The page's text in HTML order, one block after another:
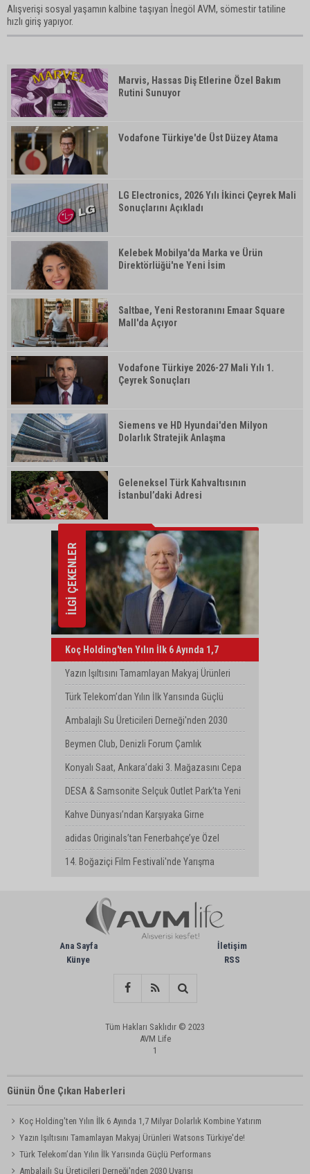
Alışverişi sosyal yaşamın kalbine taşıyan İnegöl AVM, sömestir tatiline
hızlı giriş yapıyor.
Marvis, Hassas Diş Etlerine Özel Bakım
Rutini Sunuyor
Vodafone Türkiye'de Üst Düzey Atama
LG Electronics, 2026 Yılı İkinci Çeyrek Mali
Sonuçlarını Açıkladı
Kelebek Mobilya'da Marka ve Ürün
Direktörlüğü'ne Yeni İsim
Saltbae, Yeni Restoranını Emaar Square
Mall'da Açıyor
Vodafone Türkiye 2026-27 Mali Yılı 1.
Çeyrek Sonuçları
Siemens ve HD Hyundai'den Milyon
Dolarlık Stratejik Anlaşma
Geleneksel Türk Kahvaltısının
İstanbul’daki Adresi
İLGİ ÇEKENLER
Koç Holding'ten Yılın İlk 6 Ayında 1,7
Milyar Dolarlık Kombine Yatırım
Yazın Işıltısını Tamamlayan Makyaj Ürünleri
Watsons Türkiye'de!
Türk Telekom’dan Yılın İlk Yarısında Güçlü
Performans
Ambalajlı Su Üreticileri Derneği'nden 2030
Uyarısı
Beymen Club, Denizli Forum Çamlık
Mağazasını Yeniledi
Konyalı Saat, Ankara’daki 3. Mağazasını Cepa
AVM’de Açtı
DESA & Samsonite Selçuk Outlet Park’ta Yeni
Mağazasını Açtı
Kahve Dünyası’ndan Karşıyaka Girne
Bulvarı’nda Yeni Mağaza
adidas Originals’tan Fenerbahçe’ye Özel
Koleksiyon
14. Boğaziçi Film Festivali'nde Yarışma
Ana Sayfa
Künye
İletişim
RSS
Tüm Hakları Saklıdır © 2023
AVM Life
1
Günün Öne Çıkan Haberleri
Koç Holding'ten Yılın İlk 6 Ayında 1,7 Milyar Dolarlık Kombine Yatırım
Yazın Işıltısını Tamamlayan Makyaj Ürünleri Watsons Türkiye'de!
Türk Telekom’dan Yılın İlk Yarısında Güçlü Performans
Ambalajlı Su Üreticileri Derneği'nden 2030 Uyarısı